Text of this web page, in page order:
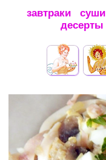
завтраки суши
десерты